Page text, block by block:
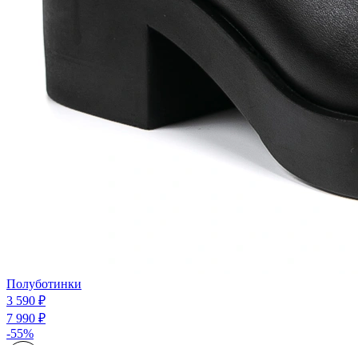
Полуботинки
3 590 ₽
7 990 ₽
-55%